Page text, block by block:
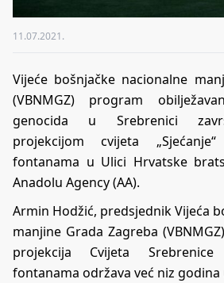
11.07.2021.
Vijeće bošnjačke nacionalne
(VBNMGZ) program
genocida u Srebrenici
projekcijom cvijeta
fontanama u Ulici Hrvatske
Anadolu Agency (AA).
Armin Hodžić, predsjednik Vijeća
manjine Grada Zagreba
projekcija Cvijeta
fontanama održava već niz